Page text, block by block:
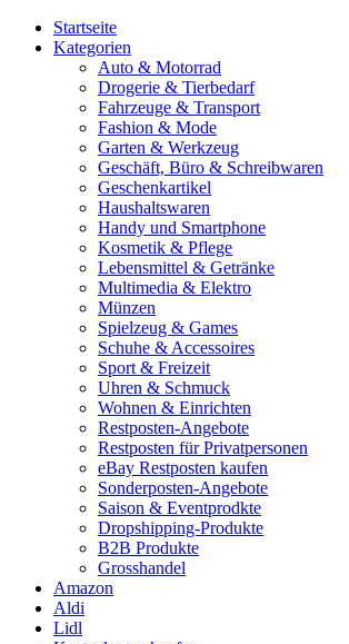
Startseite
Kategorien
Auto & Motorrad
Drogerie & Tierbedarf
Fahrzeuge & Transport
Fashion & Mode
Garten & Werkzeug
Geschäft, Büro & Schreibwaren
Geschenkartikel
Haushaltswaren
Handy und Smartphone
Kosmetik & Pflege
Lebensmittel & Getränke
Multimedia & Elektro
Münzen
Spielzeug & Games
Schuhe & Accessoires
Sport & Freizeit
Uhren & Schmuck
Wohnen & Einrichten
Restposten-Angebote
Restposten für Privatpersonen
eBay Restposten kaufen
Sonderposten-Angebote
Saison & Eventprodkte
Dropshipping-Produkte
B2B Produkte
Grosshandel
Amazon
Aldi
Lidl